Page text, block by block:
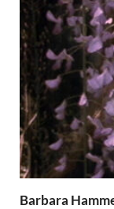
Barbara